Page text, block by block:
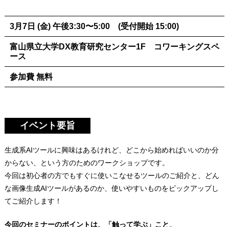
3月7日 (金) 午後3:30〜5:00 (受付開始 15:00)
富山県立大学DX教育研究センター1F コワーキングスペ
ース
参加費 無料
イベント要旨
生成系AIツールに興味はあるけれど、どこから始めればいいのか分
からない、という方のためのワークショップです。
今回は初心者の方でもすぐに使いこなせるツールのご紹介と、どん
な画像生成AIツールがあるのか、使いやすいものをピックアップし
てご紹介します！
今回のセミナーのポイントは、「触って学ぶ」こと。